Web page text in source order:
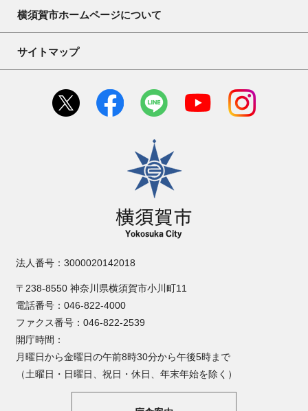
横須賀市ホームページについて
サイトマップ
横須賀市
法人番号：3000020142018
〒238-8550 神奈川県横須賀市小川町11
電話番号：046-822-4000
ファクス番号：046-822-2539
開庁時間：
月曜日から金曜日の午前8時30分から午後5時まで
（土曜日・日曜日、祝日・休日、年末年始を除く）